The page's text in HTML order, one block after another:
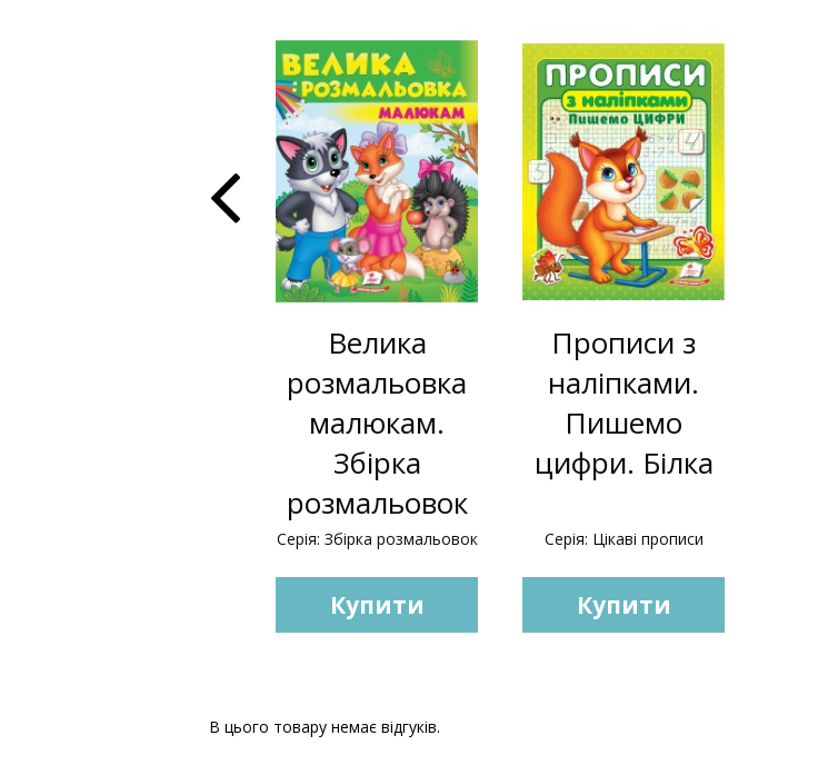
Велика
розмальовка
малюкам.
Збірка
розмальовок
Серія: Збірка розмальовок
Купити
Прописи з
наліпками.
Пишемо
цифри. Білка
Серія: Цікаві прописи
Купити
В цього товару немає відгуків.